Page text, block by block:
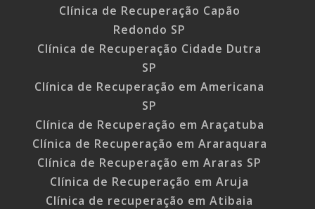
Clínica de Recuperação Capão
Redondo SP
Clínica de Recuperação Cidade Dutra
SP
Clínica de Recuperação em Americana
SP
Clínica de Recuperação em Araçatuba
Clínica de Recuperação em Araraquara
Clínica de Recuperação em Araras SP
Clínica de Recuperação em Aruja
Clínica de recuperação em Atibaia